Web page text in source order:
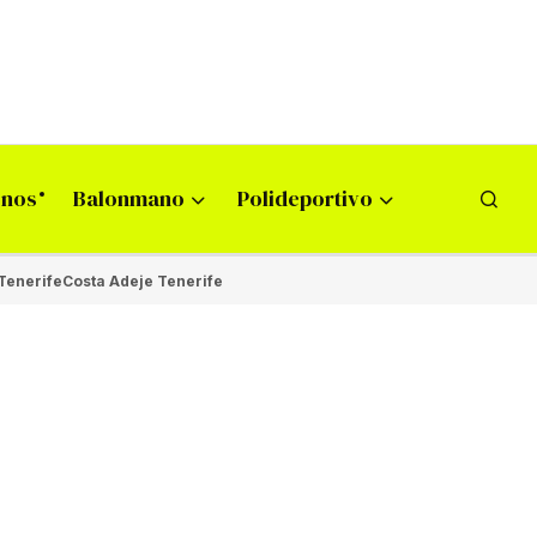
Balonmano Polideportivo
Costa Adeje Tenerife